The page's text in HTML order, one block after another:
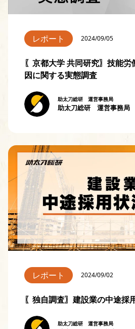
レポート 2024/09/05
〖京都大学 共同研究〗技能
因に関する実態調査
助太刀総研 運営事務局
助太刀総研 運営事務局
レポート 2024/09/02
〖独自調査〗建設業の中途採
助太刀総研 運営事務局